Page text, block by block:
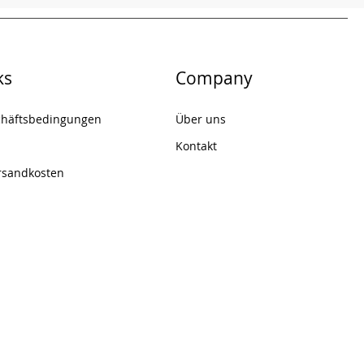
Company
Über uns
Kontakt